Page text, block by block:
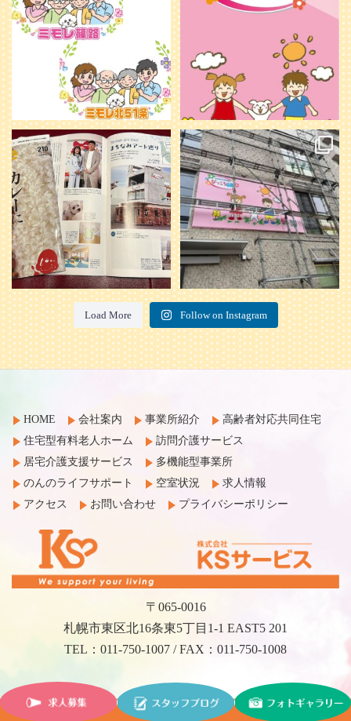
く作...
20 0
25 0
本日発売のオトンvol.210号に掲載さ
れました！...
28 1
『ぴっころ山鼻』オープンに向けて
準備が着々と進んでいます。
皆さんお楽しみに〜
...
26 0
Load More Follow on Instagram
HOME 会社案内 事業所紹介
高齢者対応共同住宅
住宅型有料老人ホーム
訪問介護サービス
居宅介護支援サービス
多機能型事業所
のんのライフサポート
空室状況
求人情報
アクセス
お問い合わせ プライバシーポリシー
〒065-0016
札幌市東区北16条東5丁目1-1 EAST5 201
TEL：011-750-1007 / FAX：011-750-1008
©2017 KS Service